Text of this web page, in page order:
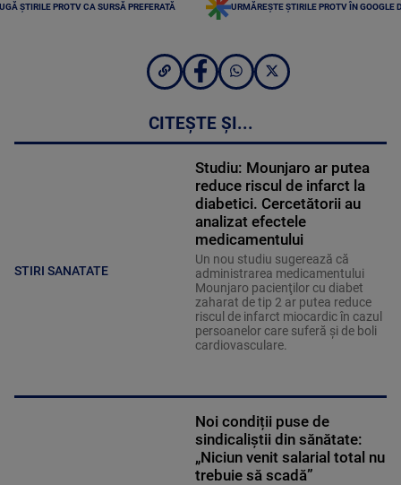
ȘTIRILE PROTV CA SURSĂ PREFERATĂ URMĂREȘTE ȘTIRILE PROTV ÎN GOOGLE
CITEȘTE ȘI...
STIRI SANATATE
Studiu: Mounjaro ar putea
reduce riscul de infarct la
diabetici. Cercetătorii au
analizat efectele
medicamentului
Un nou studiu sugerează că
administrarea medicamentului
Mounjaro pacienţilor cu diabet
zaharat de tip 2 ar putea reduce
riscul de infarct miocardic în cazul
persoanelor care suferă şi de boli
cardiovasculare.
Noi condiții puse de
sindicaliștii din sănătate:
„Niciun venit salarial total nu
trebuie să scadă”